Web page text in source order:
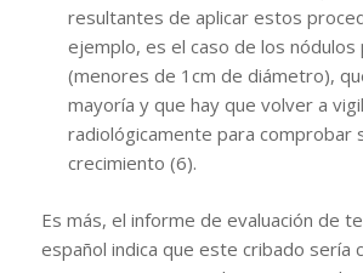
resultantes de aplicar estos
ejemplo, es el caso de los nódulos
(menores de 1cm de diámetro),
mayoría y que hay que volver a
radiológicamente para comprobar
crecimiento (6).
Es más, el informe de evaluación de
español indica que este cribado sería